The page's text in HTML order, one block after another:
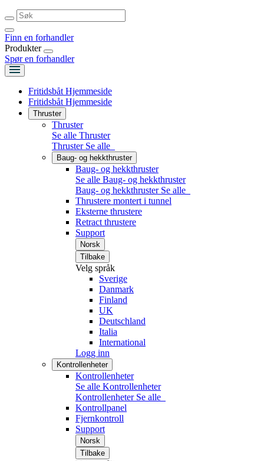
Finn en forhandler
Produkter
Spør en forhandler
Fritidsbåt Hjemmeside
Fritidsbåt Hjemmeside
Thruster
Thruster
Se alle Thruster
Thruster Se alle
Baug- og hekkthruster
Baug- og hekkthruster
Se alle Baug- og hekkthruster
Baug- og hekkthruster Se alle
Thrustere montert i tunnel
Eksterne thrustere
Retract thrustere
Support
Norsk
Tilbake
Velg språk
Sverige
Danmark
Finland
UK
Deutschland
Italia
International
Logg inn
Kontrollenheter
Kontrollenheter
Se alle Kontrollenheter
Kontrollenheter Se alle
Kontrollpanel
Fjernkontroll
Support
Norsk
Tilbake